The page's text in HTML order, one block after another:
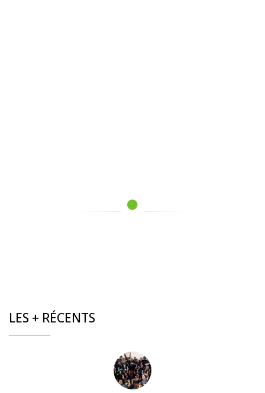
LES + RÉCENTS